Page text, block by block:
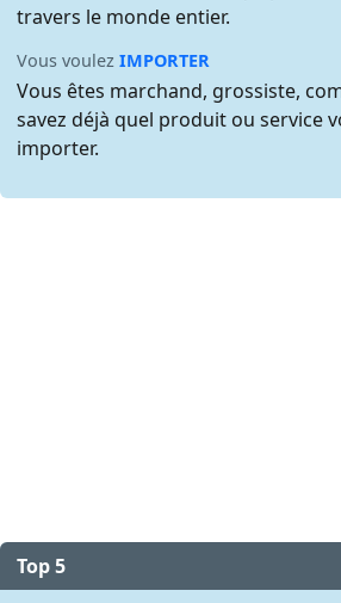
travers le monde entier.
Vous voulezIMPORTER
Vous êtes marchand, grossiste,
savez déjà quel produit ou service
importer.
Top 5